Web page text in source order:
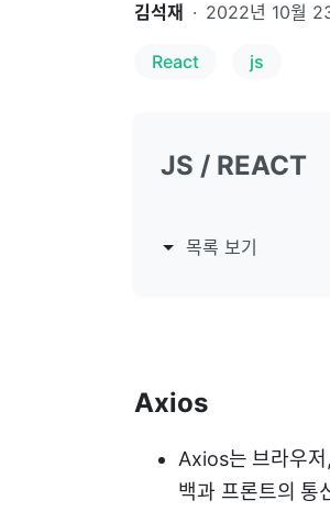
김석재 · 2022년 10월
React js
JS / REACT
목록 보기
Axios
Axios는 브라우
백과 프론트의 통